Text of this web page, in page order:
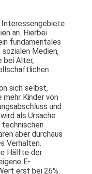
Interessengebiete
an. Hierbei
fundamentales
Medien,
bei Alter,
sich selbst,
Kinder von
und
als Ursache
aber durchaus
Verhalten.
Hälfte der
E­-
erst bei 26%.